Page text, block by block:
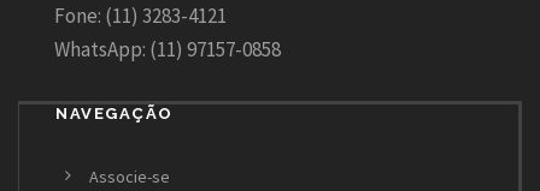
Fone: (11) 3283-4121
WhatsApp: (11) 97157-0858
NAVEGAÇÃO
Associe-se